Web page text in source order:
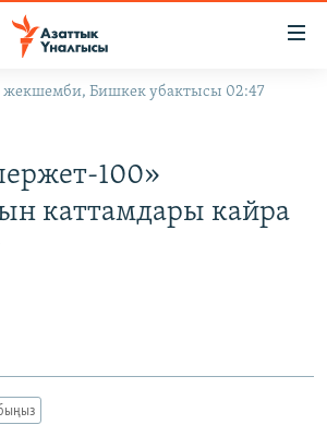
жекшемби, Бишкек убактысы 02:47
100»
каттамдары кайра